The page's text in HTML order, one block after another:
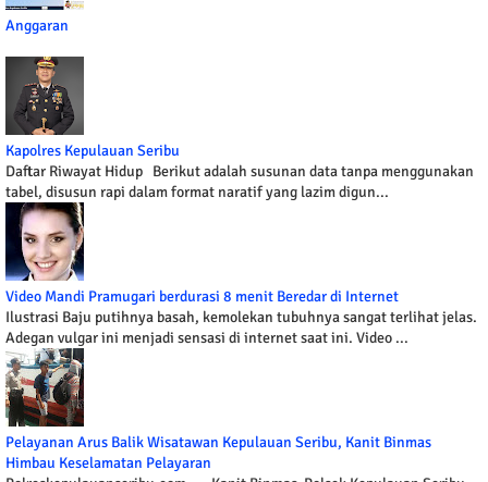
Anggaran
Kapolres Kepulauan Seribu
Daftar Riwayat Hidup Berikut adalah susunan data tanpa menggunakan
tabel, disusun rapi dalam format naratif yang lazim digun...
Video Mandi Pramugari berdurasi 8 menit Beredar di Internet
Ilustrasi Baju putihnya basah, kemolekan tubuhnya sangat terlihat jelas.
Adegan vulgar ini menjadi sensasi di internet saat ini. Video ...
Pelayanan Arus Balik Wisatawan Kepulauan Seribu, Kanit Binmas
Himbau Keselamatan Pelayaran